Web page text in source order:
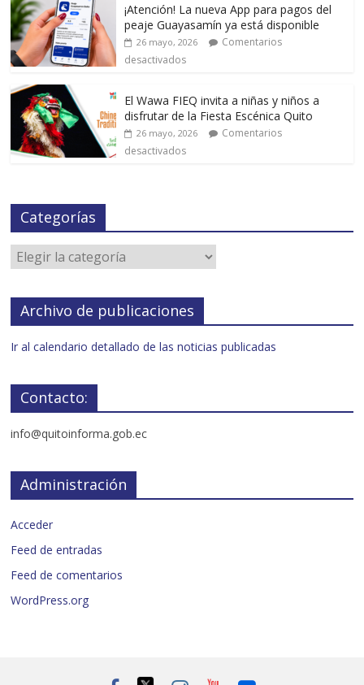
¡Atención! La nueva App para pagos del
peaje Guayasamín ya está disponible
26 mayo, 2026
Comentarios
desactivados
El Wawa FIEQ invita a niñas y niños a
disfrutar de la Fiesta Escénica Quito
26 mayo, 2026
Comentarios
desactivados
Categorías
Archivo de publicaciones
Ir al calendario detallado de las noticias publicadas
Contacto:
info@quitoinforma.gob.ec
Administración
Acceder
Feed de entradas
Feed de comentarios
WordPress.org